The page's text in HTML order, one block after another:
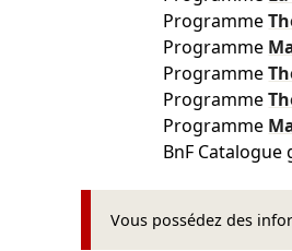
Programme
Programme
Programme
Programme
Programme
BnF Catalogue
Vous possédez des